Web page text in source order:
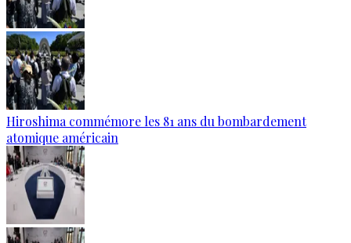
Hiroshima commémore les 81 ans du bombardement
atomique américain